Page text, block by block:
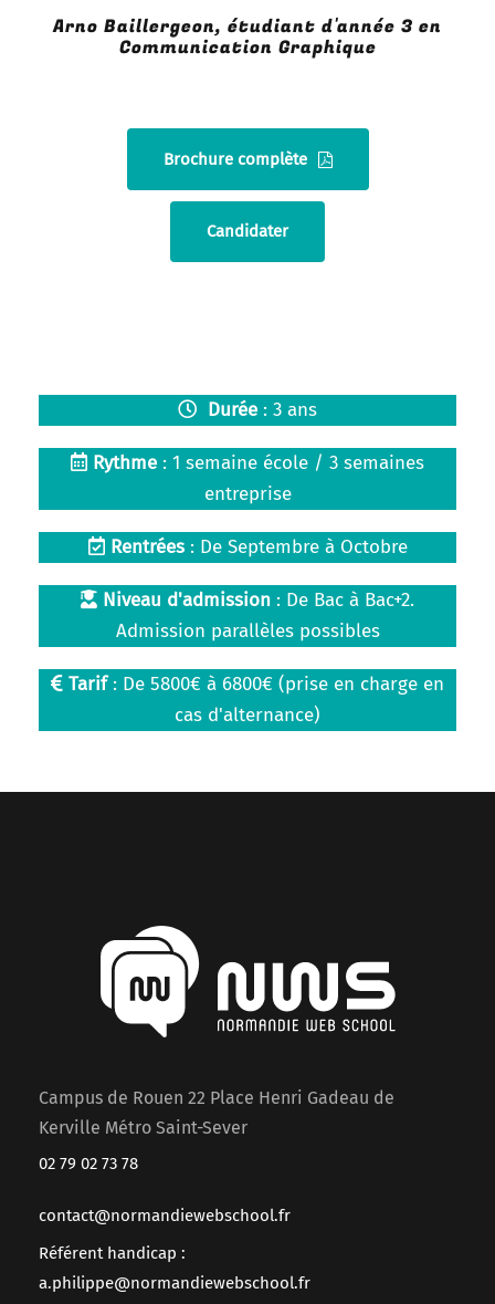
Arno Baillergeon, étudiant d'année 3 en
Communication Graphique
Brochure complète
Candidater
Durée : 3 ans
Rythme : 1 semaine école / 3 semaines
entreprise
Rentrées: De Septembre à Octobre
Niveau d'admission : De Bac à Bac+2.
Admission parallèles possibles
Tarif: De 5800€ à 6800€ (prise en charge en
cas d'alternance)
Campus de Rouen 22 Place Henri Gadeau de
Kerville Métro Saint-Sever
02 79 02 73 78
contact@normandiewebschool.fr
Référent handicap :
a.philippe@normandiewebschool.fr